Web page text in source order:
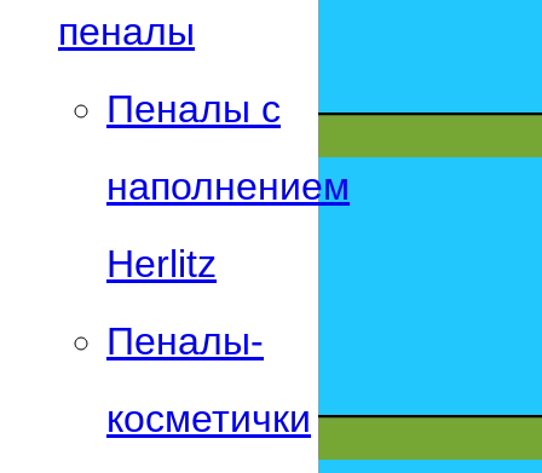
пеналы
Пеналы с
наполнением
Herlitz
Пеналы-
косметички